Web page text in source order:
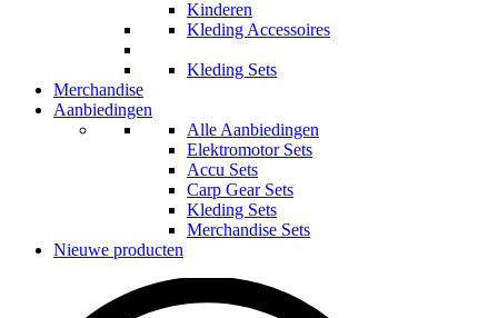
Kinderen
Kleding Accessoires
Kleding Sets
Merchandise
Aanbiedingen
Alle Aanbiedingen
Elektromotor Sets
Accu Sets
Carp Gear Sets
Kleding Sets
Merchandise Sets
Nieuwe producten